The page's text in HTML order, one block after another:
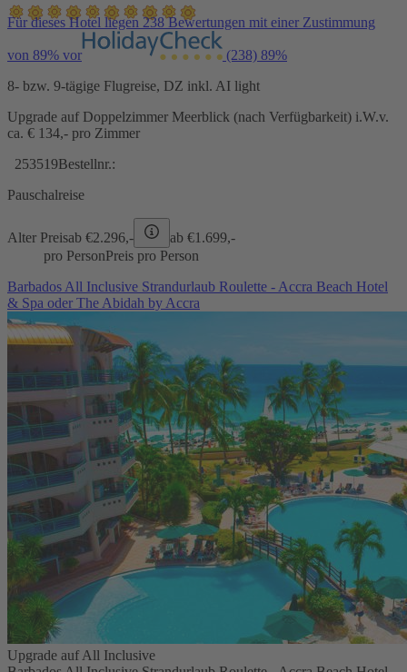
Für dieses Hotel liegen 238 Bewertungen mit einer Zustimmung
von 89% vor (238) 89%
8- bzw. 9-tägige Flugreise, DZ inkl. AI light
Upgrade auf Doppelzimmer Meerblick (nach Verfügbarkeit) i.W.v.
ca. € 134,- pro Zimmer
253519Bestellnr.:
Pauschalreise
Alter Preisab €2.296,- ab €1.699,-
pro PersonPreis pro Person
Barbados All Inclusive Strandurlaub Roulette - Accra Beach Hotel
& Spa oder The Abidah by Accra
Upgrade auf All Inclusive